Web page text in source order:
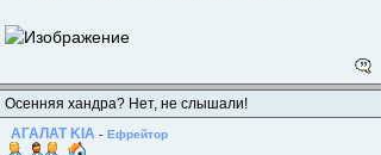
Осенняя хандра? Нет, не слышали!
АГАЛАТ KIA - Ефрейтор